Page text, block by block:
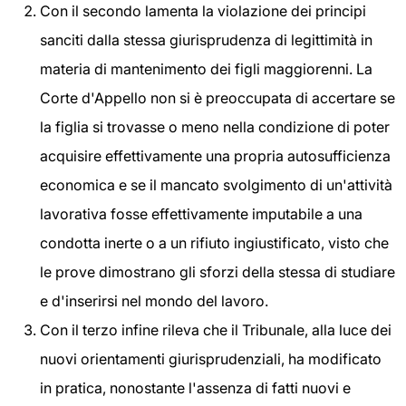
Con il secondo lamenta la violazione dei principi
sanciti dalla stessa giurisprudenza di legittimità in
materia di mantenimento dei figli maggiorenni. La
Corte d'Appello non si è preoccupata di accertare se
la figlia si trovasse o meno nella condizione di poter
acquisire effettivamente una propria autosufficienza
economica e se il mancato svolgimento di un'attività
lavorativa fosse effettivamente imputabile a una
condotta inerte o a un rifiuto ingiustificato, visto che
le prove dimostrano gli sforzi della stessa di studiare
e d'inserirsi nel mondo del lavoro.
Con il terzo infine rileva che il Tribunale, alla luce dei
nuovi orientamenti giurisprudenziali, ha modificato
in pratica, nonostante l'assenza di fatti nuovi e